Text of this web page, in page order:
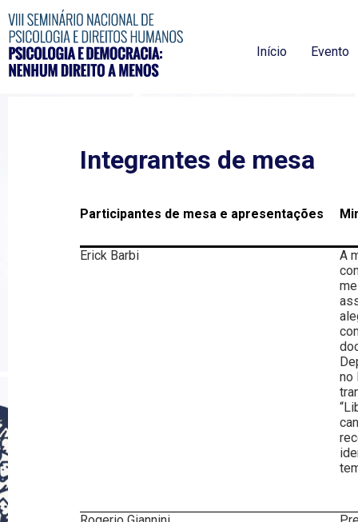
Início Evento
Integrantes de mesa
Participantes de mesa e apresentações
Erick Barbi
A
no